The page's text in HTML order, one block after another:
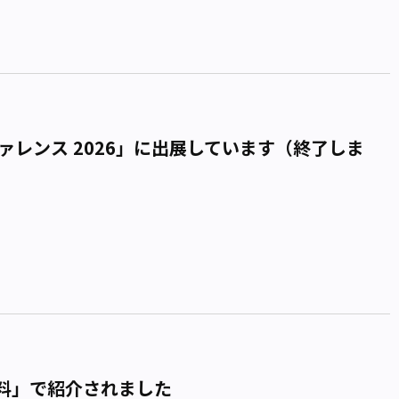
レンス 2026」に出展しています（終了しま
」で紹介されました